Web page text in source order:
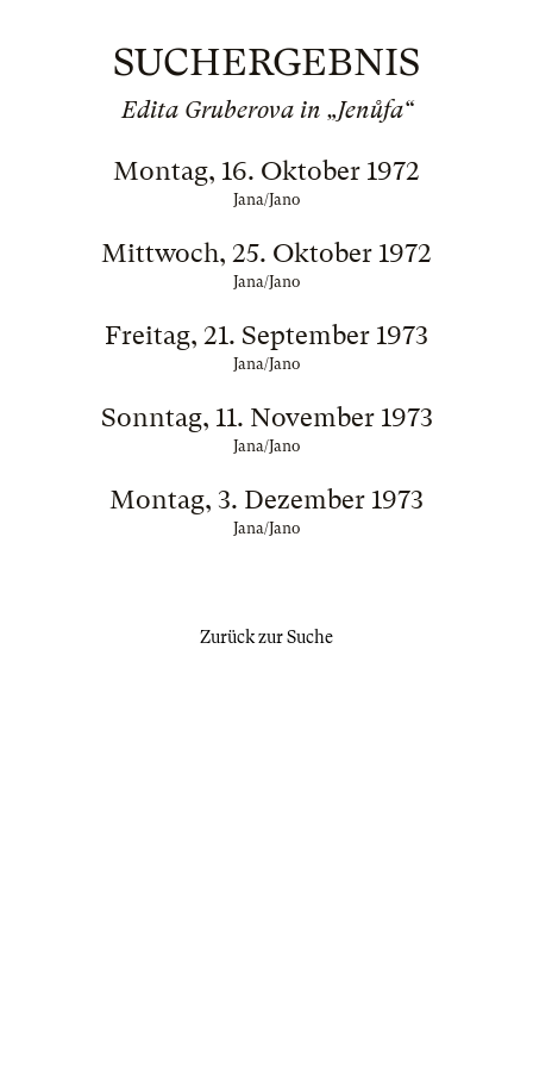
SUCHERGEBNIS
Edita Gruberova in „Jenůfa“
Montag, 16. Oktober 1972
Jana/Jano
Mittwoch, 25. Oktober 1972
Jana/Jano
Freitag, 21. September 1973
Jana/Jano
Sonntag, 11. November 1973
Jana/Jano
Montag, 3. Dezember 1973
Jana/Jano
Zurück zur Suche